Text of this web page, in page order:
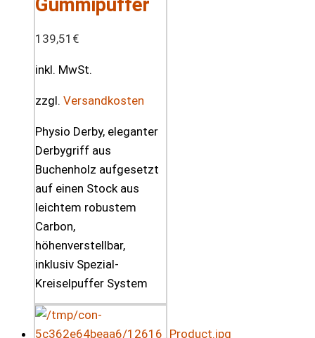
139,51 €
inkl. MwSt.
zzgl. Versandkosten
Physio Derby, eleganter
Derbygriff aus
Buchenholz aufgesetzt
auf einen Stock aus
leichtem robustem
Carbon,
höhenverstellbar,
inklusiv Spezial-
Kreiselpuffer System